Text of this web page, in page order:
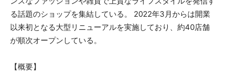
る話題のショップを集結している。 2022年3月からは開業
以来初となる大型リニューアルを実施しており、約40店舗
が順次オープンしている。
【概要】